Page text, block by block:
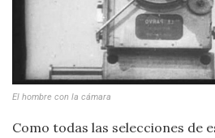
El hombre con la cámara
Como todas las selecciones de